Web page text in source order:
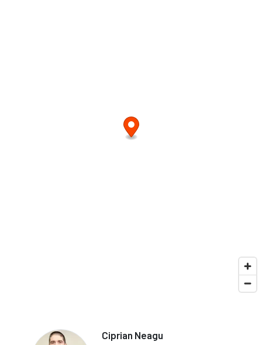
Ciprian Neagu